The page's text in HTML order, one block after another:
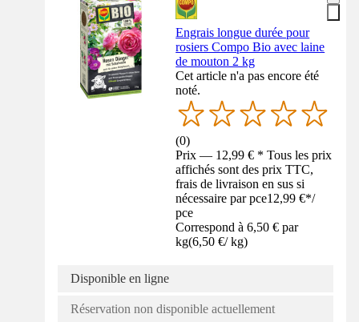
Engrais longue durée pour
rosiers Compo Bio avec laine
de mouton 2 kg
Cet article n'a pas encore été
noté.
(0)
Prix — 12,99 € * Tous les prix
affichés sont des prix TTC,
frais de livraison en sus si
nécessaire par pce12,99 €*/
pce
Correspond à 6,50 € par
kg(6,50 €/ kg)
Disponible en ligne
Réservation non disponible actuellement